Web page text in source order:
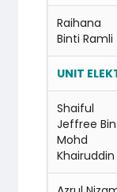
Raihana
Binti Ramli
UNIT
Shaiful
Jeffree Bin
Mohd
Khairuddin